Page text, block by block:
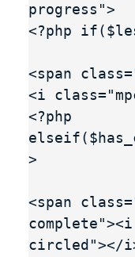
progress">
<?php
<span
<i
<?php
>
<span
circled"></